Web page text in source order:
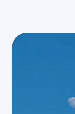
IA